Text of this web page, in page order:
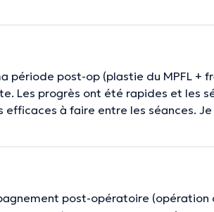
période post-op (plastie du MPFL +
Les progrès ont été rapides et les
à faire entre les séances.
post-opératoire (opération